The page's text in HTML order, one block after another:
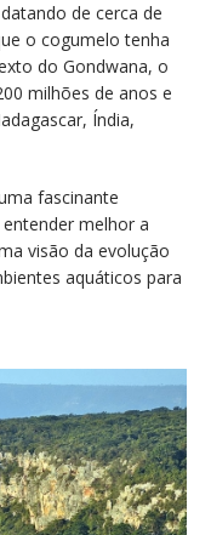
de cerca de
o cogumelo tenha
do Gondwana, o
milhões de anos e
Índia,
fascinante
melhor a
visão da evolução
aquáticos para